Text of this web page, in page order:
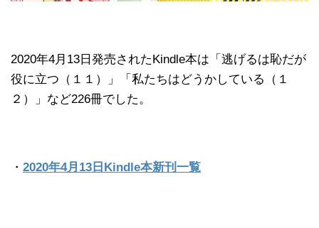
2020年4月13日発売されたKindle本は「逃げるは恥だが
役に立つ（１１）」「私たちはどうかしている（１
２）」など226冊でした。
・ 2020年4月13日Kindle本新刊一覧